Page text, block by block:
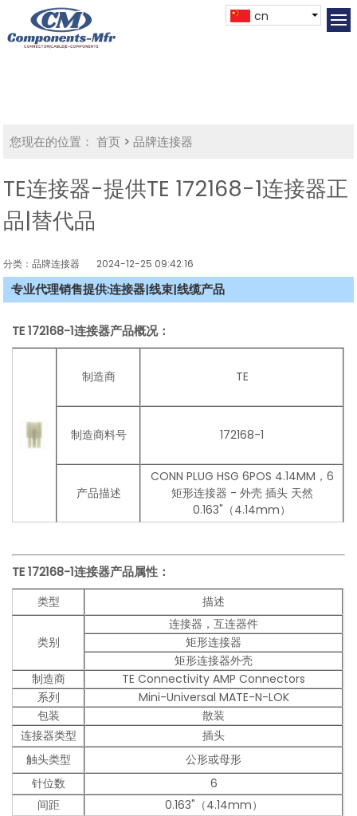
cn
您现在的位置： 首页 >品牌连接器
TE连接器-提供TE 172168-1连接器正
品|替代品
分类：品牌连接器 2024-12-25 09:42:16
专业代理销售提供:连接器|线束|线缆产品
TE 172168-1连接器产品概况：
制造商 TE
制造商料号 172168-1
产品描述
CONN PLUG HSG 6POS 4.14MM，6
矩形连接器 - 外壳 插头 天然
0.163"（4.14mm）
TE 172168-1连接器产品属性：
类型 描述
类别
连接器，互连器件
矩形连接器
矩形连接器外壳
制造商
TE Connectivity AMP Connectors
系列
Mini-Universal MATE-N-LOK
包装
散装
连接器类型
插头
触头类型
公形或母形
针位数
6
间距
0.163"（4.14mm）